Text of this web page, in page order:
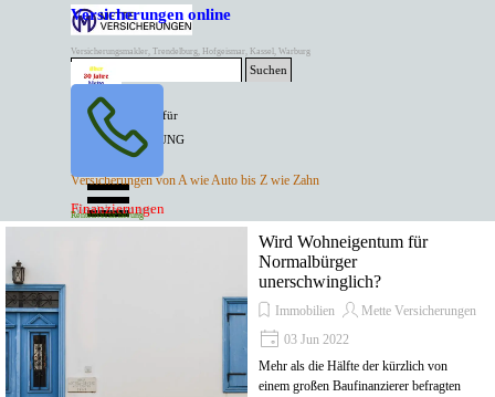
Direkt zum Seiteninhalt
Versicherungen online
Versicherungsmakler, Trendelburg, Hofgeismar, Kassel, Warburg
BESTER PREIS für
SPITZEN LEISTUNG
ANGEBOTE
Versicherungen von A wie Auto bis Z wie Zahn
Kontakt Tel. 05671/7799991
Mette Versicherungen
Suchen
Versicherungen
Finanzierungen
Rentenversicherung
Menü überspringen
Wird Wohneigentum für
Normalbürger
unerschwinglich?
Immobilien
Mette Versicherungen
03 Jun 2022
Mehr als die Hälfte der kürzlich von
einem großen Baufinanzierer befragten